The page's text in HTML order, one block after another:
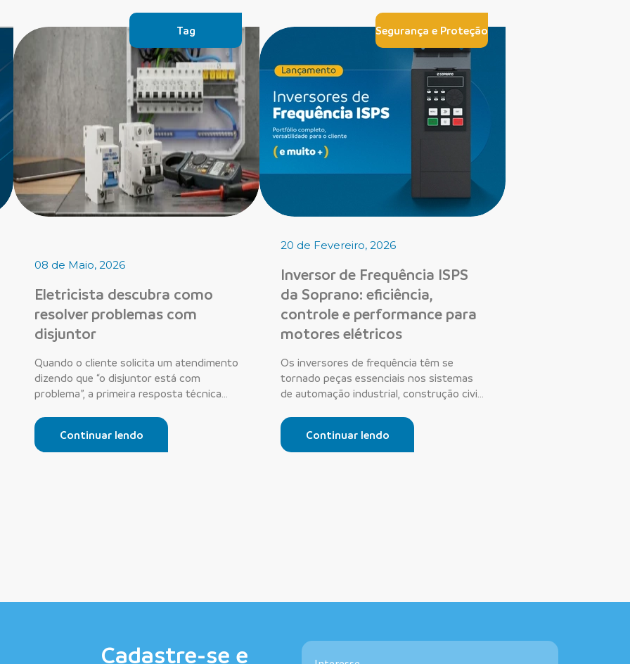
Tag
08 de Maio, 2026
Eletricista descubra como
resolver problemas com
disjuntor
Quando o cliente solicita um atendimento
dizendo que “o disjuntor está com
problema”, a primeira resposta técnica
Continuar lendo
Segurança e Proteção
20 de Fevereiro, 2026
Inversor de Frequência ISPS
da Soprano: eficiência,
controle e performance para
motores elétricos
Os inversores de frequência têm se
tornado peças essenciais nos sistemas
de automação industrial, construção civil
Continuar lendo
Cadastre-se e